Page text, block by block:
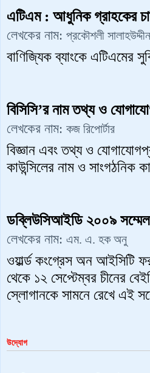
এটিএম : আধুনিক গ্রাহকের
লেখকের নাম: প্রকৌশলী
বাণিজ্যিক ব্যাংকে এটিএমের
বিসিসি’র নাম তথ্য ও
লেখকের নাম: কজ রিপোর্টার
বিজ্ঞান এবং তথ্য ও
কাউন্সিলের নাম ও সাংগঠনিক
ডব্লিউসিআইডি ২০০৯
লেখকের নাম: এম. এ. হক অনু
ওয়ার্ল্ড কংগ্রেস অন আইসিটি
থেকে ১২ সেপ্টেম্বর চীনের
স্লোগানকে সামনে রেখে এই
উদ্যোগ